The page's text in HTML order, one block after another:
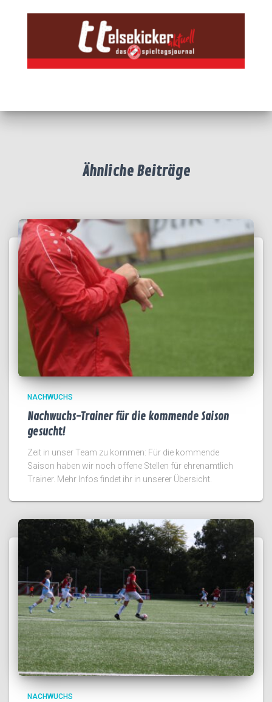
Ähnliche Beiträge
NACHWUCHS
Nachwuchs-Trainer für die kommende Saison
gesucht!
Zeit in unser Team zu kommen: Für die kommende
Saison haben wir noch offene Stellen für ehrenamtlich
Trainer. Mehr Infos findet ihr in unserer Übersicht.
NACHWUCHS